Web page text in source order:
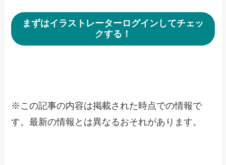
まずはイラストレーターログインしてチェッ
クする！
※ この記事の内容は掲載された時点での情報で
す。最新の情報とは異なるおそれがあります。